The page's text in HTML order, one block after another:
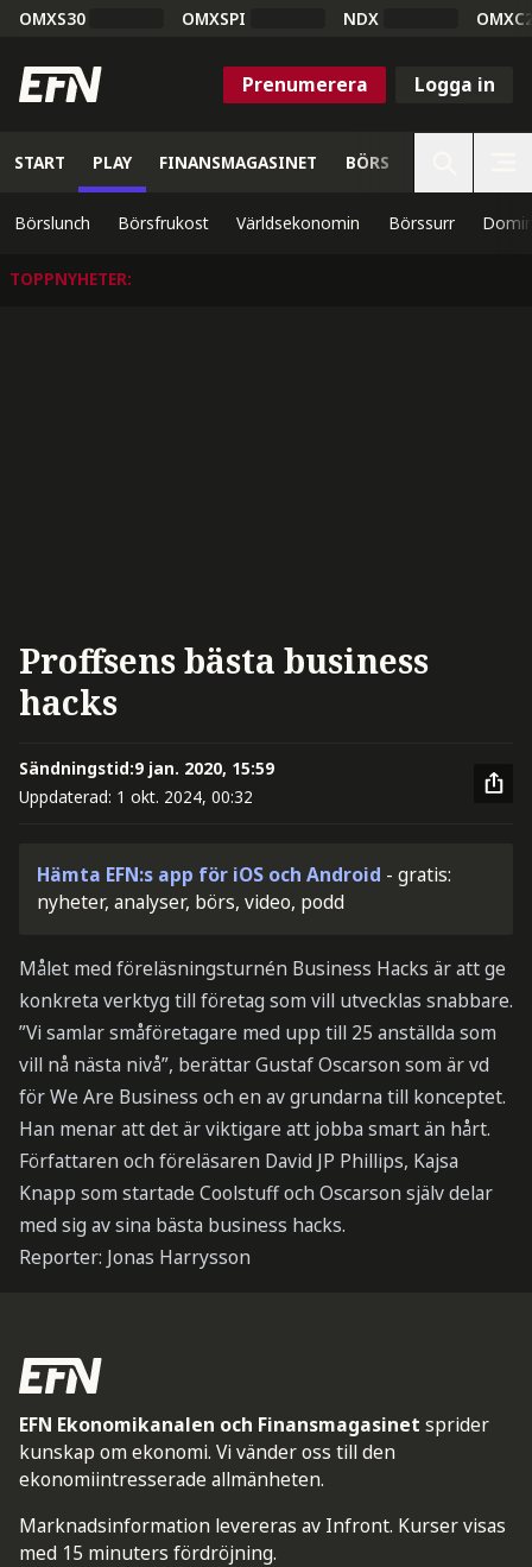
OMXS30 OMXSPI NDX
Prenumerera Logga in
START PLAY FINANSMAGASINET BÖRS
Börslunch Börsfrukost Världsekonomin Börssurr
TOPPNYHETER:
Proffsens bästa business
hacks
Sändningstid:9 jan. 2020, 15:59
Uppdaterad: 1 okt. 2024, 00:32
Hämta EFN:s app för iOS och Android - gratis:
nyheter, analyser, börs, video, podd
Målet med föreläsningsturnén Business Hacks är att ge
konkreta verktyg till företag som vill utvecklas snabbare.
”Vi samlar småföretagare med upp till 25 anställda som
vill nå nästa nivå”, berättar Gustaf Oscarson som är vd
för We Are Business och en av grundarna till konceptet.
Han menar att det är viktigare att jobba smart än hårt.
Författaren och föreläsaren David JP Phillips, Kajsa
Knapp som startade Coolstuff och Oscarson själv delar
med sig av sina bästa business hacks.
Reporter: Jonas Harrysson
EFN Ekonomikanalen och Finansmagasinet sprider
kunskap om ekonomi. Vi vänder oss till den
ekonomiintresserade allmänheten.
Marknadsinformation levereras av Infront. Kurser visas
med 15 minuters fördröjning.